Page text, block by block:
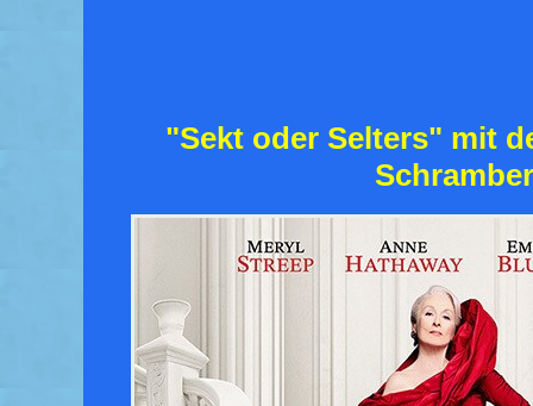
"Sekt oder Selters" mit